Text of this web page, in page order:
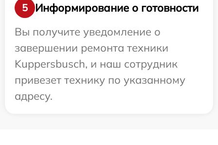
5
Информирование о готовности
Вы получите уведомление о
завершении ремонта техники
Kuppersbusch, и наш сотрудник
привезет технику по указанному
адресу.